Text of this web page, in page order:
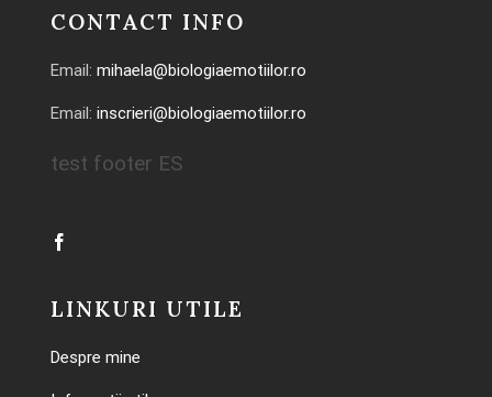
CONTACT INFO
Email: mihaela@biologiaemotiilor.ro
Email: inscrieri@biologiaemotiilor.ro
test footer ES
LINKURI UTILE
Despre mine